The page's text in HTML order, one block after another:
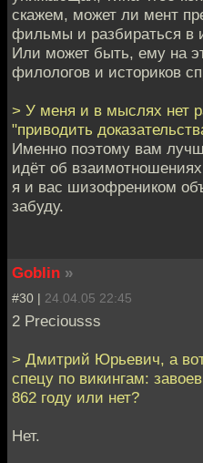
скажем, может ли мент
фильмы и разбираться в
Или может быть, ему на
филологов и историков
> У меня и в мыслях нет
"приводить
Именно поэтому вам
идёт об
я и вас шизофреником
забуду.
Goblin »
#30 | 24.04.05 22:45
2 Preciousss
> Дмитрий Юрьевич, а
спецу по викингам:
862 году или нет?
Нет.